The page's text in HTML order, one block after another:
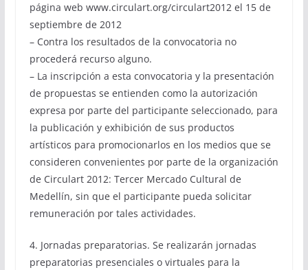
página web www.circulart.org/circulart2012 el 15 de
septiembre de 2012
– Contra los resultados de la convocatoria no
procederá recurso alguno.
– La inscripción a esta convocatoria y la presentación
de propuestas se entienden como la autorización
expresa por parte del participante seleccionado, para
la publicación y exhibición de sus productos
artísticos para promocionarlos en los medios que se
consideren convenientes por parte de la organización
de Circulart 2012: Tercer Mercado Cultural de
Medellín, sin que el participante pueda solicitar
remuneración por tales actividades.
4. Jornadas preparatorias. Se realizarán jornadas
preparatorias presenciales o virtuales para la